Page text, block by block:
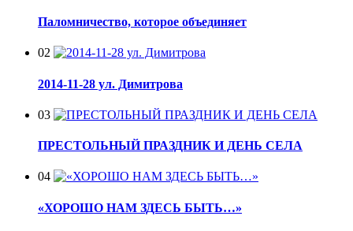
Паломничество, которое объединяет
02
2014-11-28 ул. Димитрова
03
ПРЕСТОЛЬНЫЙ ПРАЗДНИК И ДЕНЬ СЕЛА
04
«ХОРОШО НАМ ЗДЕСЬ БЫТЬ…»